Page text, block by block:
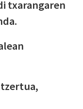
txarangaren